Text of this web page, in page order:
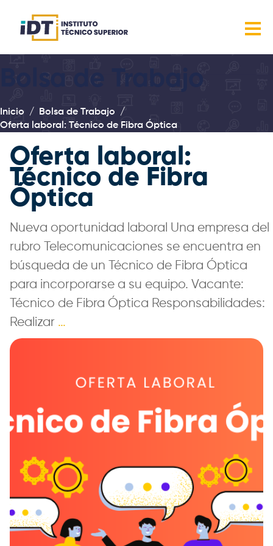
Bolsa de Trabajo
Inicio
Bolsa de Trabajo
Oferta laboral: Técnico de Fibra Óptica
Oferta laboral:
Técnico de Fibra
Óptica
Nueva oportunidad laboral Una empresa del
rubro Telecomunicaciones se encuentra en
búsqueda de un Técnico de Fibra Óptica
para incorporarse a su equipo. Vacante:
Técnico de Fibra Óptica Responsabilidades:
Realizar …